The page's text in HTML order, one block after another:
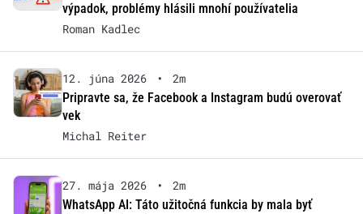
výpadok, problémy hlásili mnohí používatelia
Roman Kadlec
12. júna 2026 •
2m
Pripravte sa, že Facebook a Instagram budú overovať
vek
Michal Reiter
27. mája 2026 •
2m
WhatsApp AI: Táto užitočná funkcia by mala byť